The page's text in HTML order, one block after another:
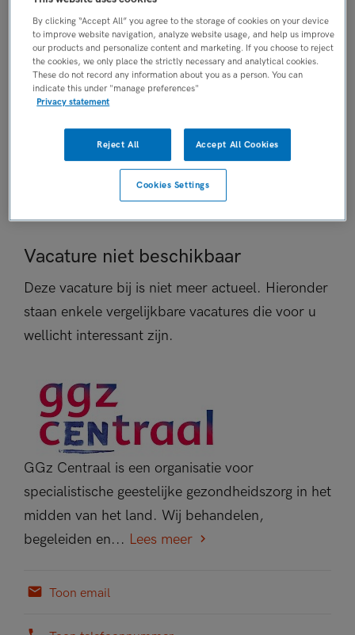
Vaste aanstelling
PLAATSINGSDATUM
2 april 2026
NIVEAU
HBO
DIENSTVERBAND
Vacature niet beschikbaar
Deze vacature bij is niet meer actueel. Hieronder
staan enkele vergelijkbare vacatures die voor u
wellicht interessant zijn.
GGz Centraal is een organisatie voor
specialistische geestelijke gezondheidszorg in het
midden van het land. Wij behandelen,
begeleiden en... Lees meer
Toon email
By clicking “Accept All” you agree to the storage of cookies on your device
to improve website navigation, analyze website usage, and help us improve
our products and personalize content and marketing. If you choose to reject
the cookies, we only place the strictly necessary and analytical cookies.
These do not record any information about you as a person. You can
indicate this under "manage preferences"
Privacy statement
Reject All Accept All Cookies
Cookies Settings